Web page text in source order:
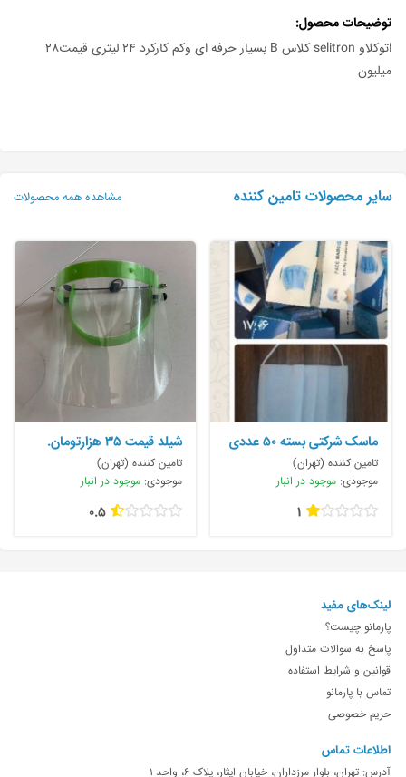
توضیحات محصول
اتوکلاو selitron کلاس B بسیار حرفه ای وکم کارکرد ۲۴ لیتری قیمت۲۸
میلیون
سایر محصولات تامین کننده مشاهده همه محصولات
ماسک شرکتی بسته ۵۰ عددی
بسته
تامین کننده (تهران)
موجودی: موجود در انبار
1
شیلد قیمت ۳۵ هزارتومان.
۰۹۱۲۳۵۰۶۲۹۱
تامین کننده (تهران)
موجودی: موجود در انبار
0.5
لینک‌های مفید
پارمانو چیست؟
پاسخ به سوالات متداول
قوانین و شرایط استفاده
تماس با پارمانو
حریم خصوصی
اطلاعات تماس
آدرس: تهران، بلوار مرزداران، خیابان ایثار، پلاک 6، واحد 1